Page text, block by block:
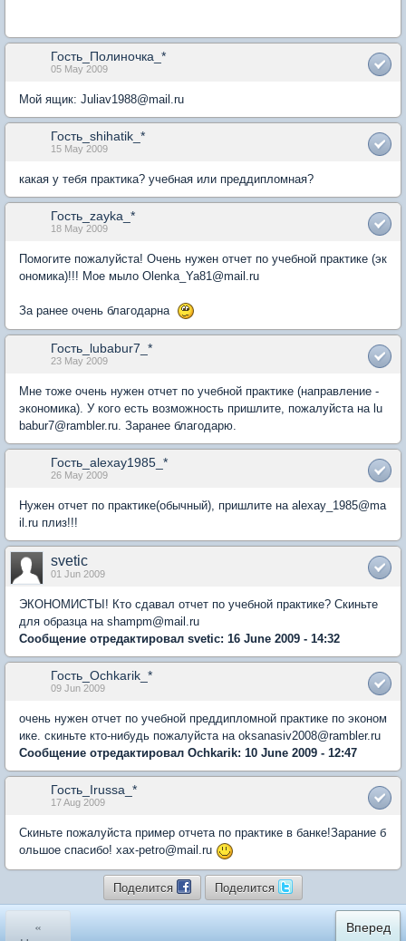
Гость_Полиночка_*
05 May 2009
Мой ящик: Juliav1988@mail.ru
Гость_shihatik_*
15 May 2009
какая у тебя практика? учебная или преддипломная?
Гость_zayka_*
18 May 2009
Помогите пожалуйста! Очень нужен отчет по учебной практике (эк
ономика)!!! Мое мыло Olenka_Ya81@mail.ru
За ранее очень благодарна
Гость_lubabur7_*
23 May 2009
Мне тоже очень нужен отчет по учебной практике (направление -
экономика). У кого есть возможность пришлите, пожалуйста на lu
babur7@rambler.ru. Заранее благодарю.
Гость_alexay1985_*
26 May 2009
Нужен отчет по практике(обычный), пришлите на alexay_1985@ma
il.ru плиз!!!
svetic
01 Jun 2009
ЭКОНОМИСТЫ! Кто сдавал отчет по учебной практике? Скиньте
для образца на shampm@mail.ru
Сообщение отредактировал svetic: 16 June 2009 - 14:32
Гость_Ochkarik_*
09 Jun 2009
очень нужен отчет по учебной преддипломной практике по эконом
ике. скиньте кто-нибудь пожалуйста на oksanasiv2008@rambler.ru
Сообщение отредактировал Ochkarik: 10 June 2009 - 12:47
Гость_Irussa_*
17 Aug 2009
Cкиньте пожалуйста пример отчета по практике в банке!Зарание б
ольшое спасибо! xax-petro@mail.ru
Поделится Поделится
«
Вперед